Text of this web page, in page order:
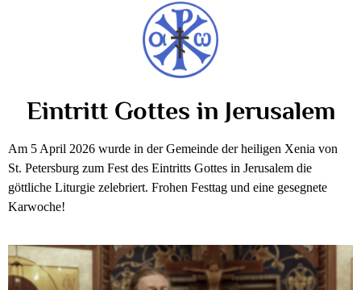
Eintritt Gottes in Jerusalem
Am 5 April 2026 wurde in der Gemeinde der heiligen Xenia von
St. Petersburg zum Fest des Eintritts Gottes in Jerusalem die
göttliche Liturgie zelebriert. Frohen Festtag und eine gesegnete
Karwoche!